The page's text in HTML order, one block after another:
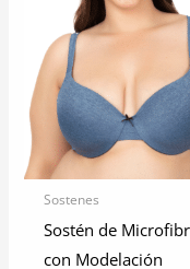
Sostenes
Sostén de
con Modelación